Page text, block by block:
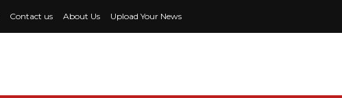
Contact us About Us Upload Your News